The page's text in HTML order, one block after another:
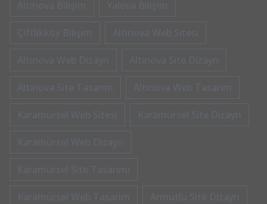
Altınova Bilişim Yalova Bilişim
Çiftlikköy Bilişim Altınova Web Sitesi
Altınova Web Dizayn Altınova Site Dizayn
Altınova Site Tasarım Altınova Web Tasarım
Karamürsel Web Sitesi Karamürsel Site Dizayn
Karamürsel Web Dizayn
Karamürsel Site Tasarımı
Karamürsel Web Tasarım Armutlu Site Dizayn